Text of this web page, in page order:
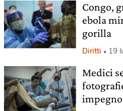
Congo,
ebola
gorilla
Diritti 19
Medici